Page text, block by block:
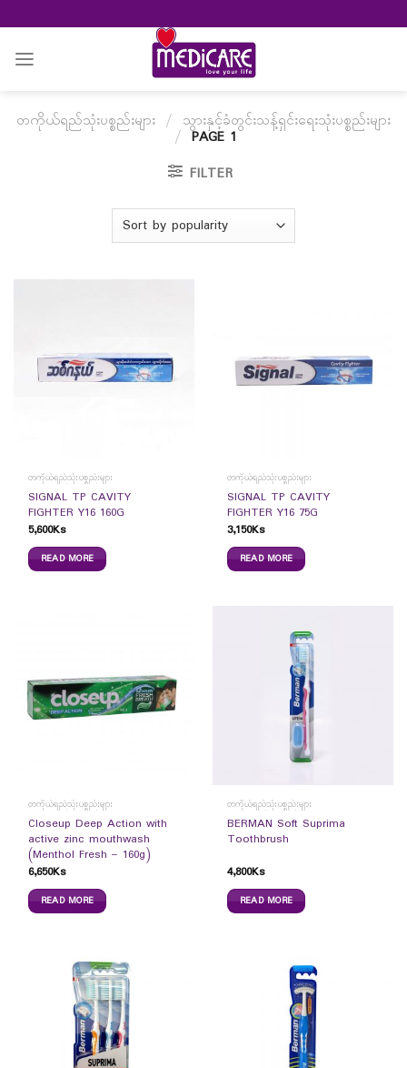
to
content
တကိုယ်ရည်သုံးပစ္စည်းများ / သွားနှင့်ခံတွင်းသန့်ရှင်းရေးသုံးပစ္စည်းများ
/ PAGE 1
FILTER
တကိုယ်ရည်သုံးပစ္စည်းများ
SIGNAL TP CAVITY
FIGHTER Y16 160G
5,600Ks
READ MORE
တကိုယ်ရည်သုံးပစ္စည်းများ
SIGNAL TP CAVITY
FIGHTER Y16 75G
3,150Ks
READ MORE
တကိုယ်ရည်သုံးပစ္စည်းများ
Closeup Deep Action with
active zinc mouthwash
(Menthol Fresh – 160g)
6,650Ks
READ MORE
တကိုယ်ရည်သုံးပစ္စည်းများ
BERMAN Soft Suprima
Toothbrush
4,800Ks
READ MORE